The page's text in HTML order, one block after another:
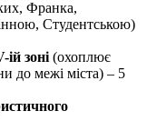
Франка,
Студентською)
зоні (охоплює
до межі міста) – 5